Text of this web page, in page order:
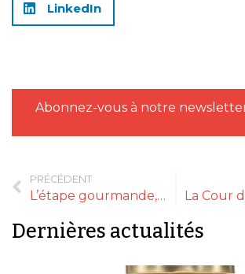
LinkedIn
Abonnez-vous à notre
PRÉCÉDENT
L’étape gourmande, l’histoire des épiceries fines
Dernières actualités